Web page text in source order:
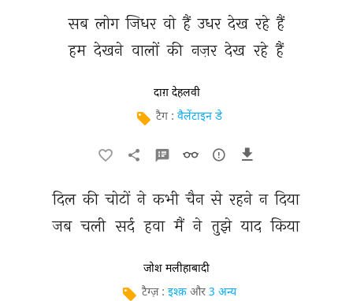
सब लोग जिधर वो हैं उधर देख रहे हैं
हम देखने वालों की नज़र देख रहे हैं
दाग़ देहलवी
टैग : वैलेंटाइन डे
दिल की चोटों ने कभी चैन से रहने न दिया
जब चली सर्द हवा मैं ने तुझे याद किया
जोश मलीहाबादी
टैग्ज़ : इश्क़ और 3 अन्य